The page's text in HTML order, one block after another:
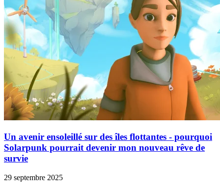
Un avenir ensoleillé sur des îles flottantes - pourquoi
Solarpunk pourrait devenir mon nouveau rêve de
survie
29 septembre 2025